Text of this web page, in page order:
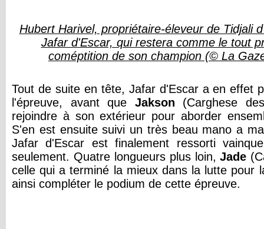
Hubert Harivel, propriétaire-éleveur de Tidjali
Jafar d'Escar, qui restera comme le tout
coméptition de son champion (© La
Tout de suite en tête, Jafar d'Escar a en effet
l'épreuve, avant que Jakson (Carghese
rejoindre à son extérieur pour aborder
S'en est ensuite suivi un très beau mano a
Jafar d'Escar est finalement ressorti
seulement. Quatre longueurs plus loin,Jade
celle qui a terminé la mieux dans la lutte pour
ainsi compléter le podium de cette épreuve.